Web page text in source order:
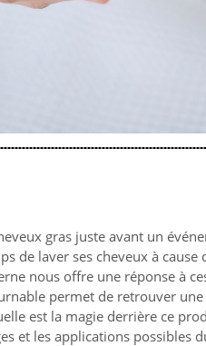
gras juste avant un
de laver ses cheveux à cause
nous offre une réponse à
permet de retrouver
est la magie derrière ce
et les applications possibles